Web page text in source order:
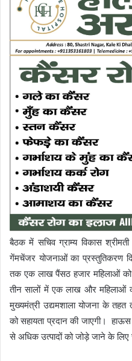
बैठक में सचिव ग्राम्य विकास श्रीमती
गेंमचेंजर योजनाओं का प्रस्तुतिकरण
तक एक लाख पैंसठ हजार महिलाओं को
तीन सालों में एक लाख और महिलाओं
मुख्यमंत्री उद्यमशाला योजना के तहत
को सहायता प्रदान की जाएगी।
से अधिक उत्पादों को जोड़े जाने के लिए